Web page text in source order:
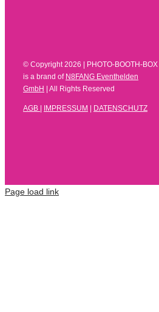
© Copyright2026 | PHOTO-BOOTH-BOX
is a brand of N8FANG Eventhelden
GmbH
| All Rights Reserved
AGB IMPRESSUM DATENSCHUTZ
Page load link